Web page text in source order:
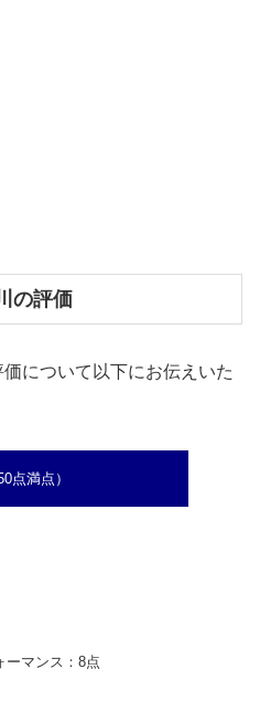
の評価
について以下にお伝えいた
点満点）
マンス：8点